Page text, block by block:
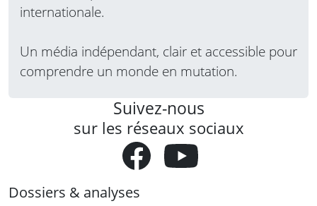
internationale.
Un média indépendant, clair et accessible pour
comprendre un monde en mutation.
Suivez-nous
sur les réseaux sociaux
Dossiers & analyses